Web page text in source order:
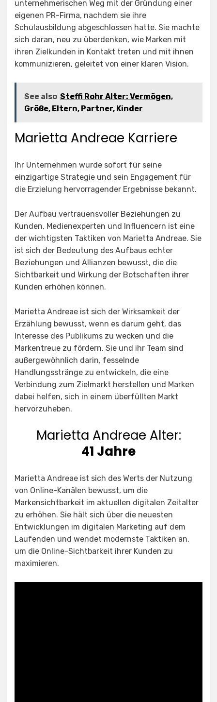
unternehmerischen Weg mit der Gründung einer
eigenen PR-Firma, nachdem sie ihre
Schulausbildung abgeschlossen hatte. Sie machte
sich daran, neu zu überdenken, wie Marken mit
ihren Zielkunden in Kontakt treten und mit ihnen
kommunizieren, geleitet von einer klaren Vision.
See also Steffi Rohr Alter: Vermögen,
Größe, Eltern, Partner, Kinder
Marietta Andreae Karriere
Ihr Unternehmen wurde sofort für seine
einzigartige Strategie und sein Engagement für
die Erzielung hervorragender Ergebnisse bekannt.
Der Aufbau vertrauensvoller Beziehungen zu
Kunden, Medienexperten und Influencern ist eine
der wichtigsten Taktiken von Marietta Andreae. Sie
ist sich der Bedeutung des Aufbaus echter
Beziehungen und Allianzen bewusst, die die
Sichtbarkeit und Wirkung der Botschaften ihrer
Kunden erhöhen können.
Marietta Andreae ist sich der Wirksamkeit der
Erzählung bewusst, wenn es darum geht, das
Interesse des Publikums zu wecken und die
Markentreue zu fördern. Sie und ihr Team sind
außergewöhnlich darin, fesselnde
Handlungsstränge zu entwickeln, die eine
Verbindung zum Zielmarkt herstellen und Marken
dabei helfen, sich in einem überfüllten Markt
hervorzuheben.
Marietta Andreae Alter:
41 Jahre
Marietta Andreae ist sich des Werts der Nutzung
von Online-Kanälen bewusst, um die
Markensichtbarkeit im aktuellen digitalen Zeitalter
zu erhöhen. Sie hält sich über die neuesten
Entwicklungen im digitalen Marketing auf dem
Laufenden und wendet modernste Taktiken an,
um die Online-Sichtbarkeit ihrer Kunden zu
maximieren.